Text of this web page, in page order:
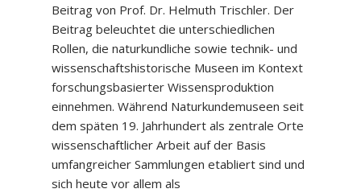
Beitrag von Prof. Dr. Helmuth Trischler. Der
Beitrag beleuchtet die unterschiedlichen
Rollen, die naturkundliche sowie technik- und
wissenschaftshistorische Museen im Kontext
forschungsbasierter Wissensproduktion
einnehmen. Während Naturkundemuseen seit
dem späten 19. Jahrhundert als zentrale Orte
wissenschaftlicher Arbeit auf der Basis
umfangreicher Sammlungen etabliert sind und
sich heute vor allem als